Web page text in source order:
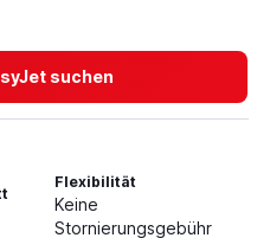
suchen
Flexibilität
Keine
Stornierungsgebühr